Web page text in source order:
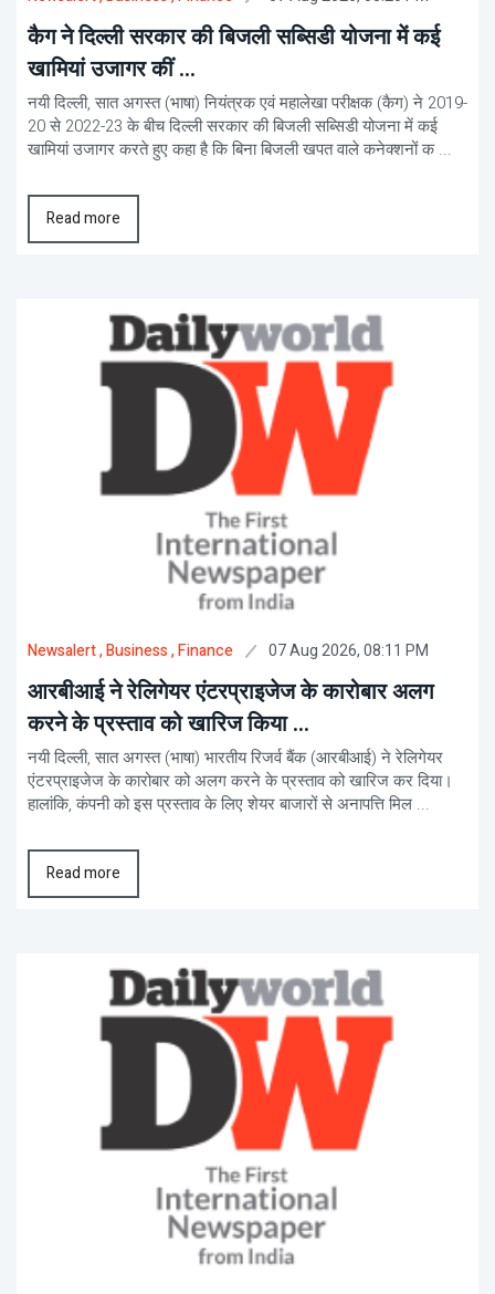
कैग ने दिल्ली सरकार की बिजली सब्सिडी योजना में कई
खामियां उजागर कीं ...
नयी दिल्ली, सात अगस्त (भाषा) नियंत्रक एवं महालेखा परीक्षक (कैग) ने 2019-
20 से 2022-23 के बीच दिल्ली सरकार की बिजली सब्सिडी योजना में कई
खामियां उजागर करते हुए कहा है कि बिना बिजली खपत वाले कनेक्शनों क ...
Read more
Newsalert, Business, Finance 07 Aug 2026, 08:11 PM
आरबीआई ने रेलिगेयर एंटरप्राइजेज के कारोबार अलग
करने के प्रस्ताव को खारिज किया ...
नयी दिल्ली, सात अगस्त (भाषा) भारतीय रिजर्व बैंक (आरबीआई) ने रेलिगेयर
एंटरप्राइजेज के कारोबार को अलग करने के प्रस्ताव को खारिज कर दिया।
हालांकि, कंपनी को इस प्रस्ताव के लिए शेयर बाजारों से अनापत्ति मिल ...
Read more